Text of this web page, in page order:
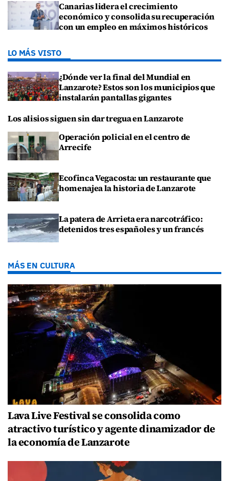
Canarias lidera el crecimiento
económico y consolida su recuperación
con un empleo en máximos históricos
LO MÁS VISTO
¿Dónde ver la final del Mundial en
Lanzarote? Estos son los municipios que
instalarán pantallas gigantes
Los alisios siguen sin dar tregua en Lanzarote
Operación policial en el centro de
Arrecife
Ecofinca Vegacosta: un restaurante que
homenajea la historia de Lanzarote
La patera de Arrieta era narcotráfico:
detenidos tres españoles y un francés
MÁS EN CULTURA
Lava Live Festival se consolida como
atractivo turístico y agente dinamizador de
la economía de Lanzarote